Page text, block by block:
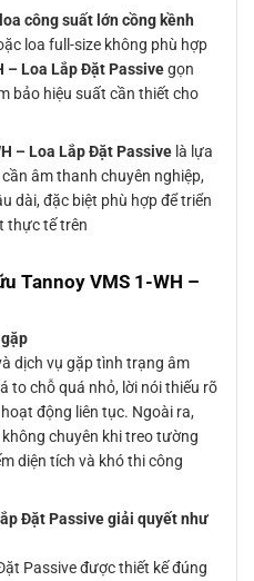
công suất lớn cồng kềnh
loa full-size không phù hợp
– Loa Lắp Đặt Passivegọn
bảo hiệu suất cần thiết cho
– Loa Lắp Đặt Passivelà lựa
âm thanh chuyên nghiệp,
dài, đặc biệt phù hợp để triển
thực tế trên
Tannoy VMS 1-WH –
dịch vụ gặp tình trạng âm
to chỗ quá nhỏ, lời nói thiếu rõ
động liên tục. Ngoài ra,
chuyên khi treo tường
diện tích và khó thi công
Đặt Passive giải quyết như
Passive được thiết kế đúng